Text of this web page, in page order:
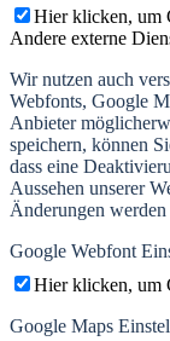
Hier klicken, um
Andere externe
Wir nutzen auch
Webfonts, Google
Anbieter
speichern, können
dass eine
Aussehen unserer
Änderungen
Google Webfont
Hier klicken, um
Google Maps